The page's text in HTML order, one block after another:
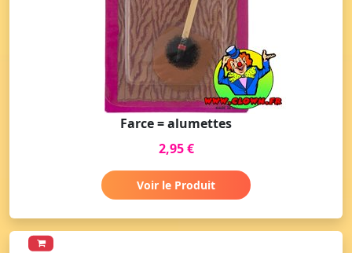
Farce = alumettes
2,95 €
Voir le Produit